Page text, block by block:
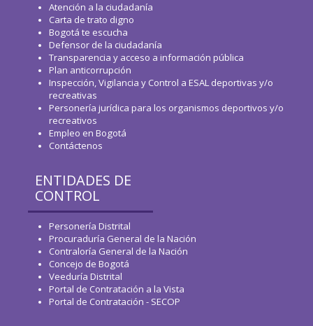
Atención a la ciudadanía
Carta de trato digno
Bogotá te escucha
Defensor de la ciudadanía
Transparencia y acceso a información pública
Plan anticorrupción
Inspección, Vigilancia y Control a ESAL deportivas y/o
recreativas
Personería jurídica para los organismos deportivos y/o
recreativos
Empleo en Bogotá
Contáctenos
ENTIDADES DE
CONTROL
Personería Distrital
Procuraduría General de la Nación
Contraloría General de la Nación
Concejo de Bogotá
Veeduría Distrital
Portal de Contratación a la Vista
Portal de Contratación - SECOP